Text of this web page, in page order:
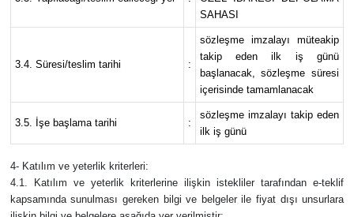
SAHASI
3.4. Süresi/teslim tarihi :
sözleşme imzalayı müteakip
takip eden ilk iş günü
başlanacak, sözleşme süresi
içerisinde tamamlanacak
3.5. İşe başlama tarihi :
sözleşme imzalayı takip eden
ilk iş günü
4- Katılım ve yeterlik kriterleri:
4.1. Katılım ve yeterlik kriterlerine ilişkin istekliler tarafından e-teklif
kapsamında sunulması gereken bilgi ve belgeler ile fiyat dışı unsurlara